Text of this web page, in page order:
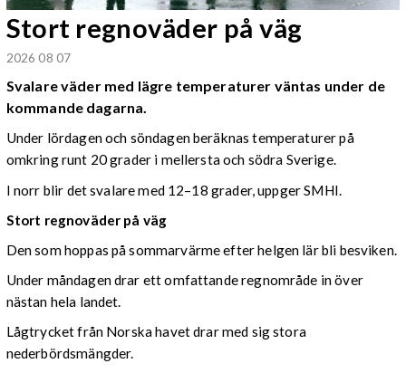
Stort regnoväder på väg
2026 08 07
Svalare väder med lägre temperaturer väntas under de
kommande dagarna.
Under lördagen och söndagen beräknas temperaturer på
omkring runt 20 grader i mellersta och södra Sverige.
I norr blir det svalare med 12–18 grader, uppger SMHI.
Stort regnoväder på väg
Den som hoppas på sommarvärme efter helgen lär bli besviken.
Under måndagen drar ett omfattande regnområde in över
nästan hela landet.
Lågtrycket från Norska havet drar med sig stora
nederbördsmängder.